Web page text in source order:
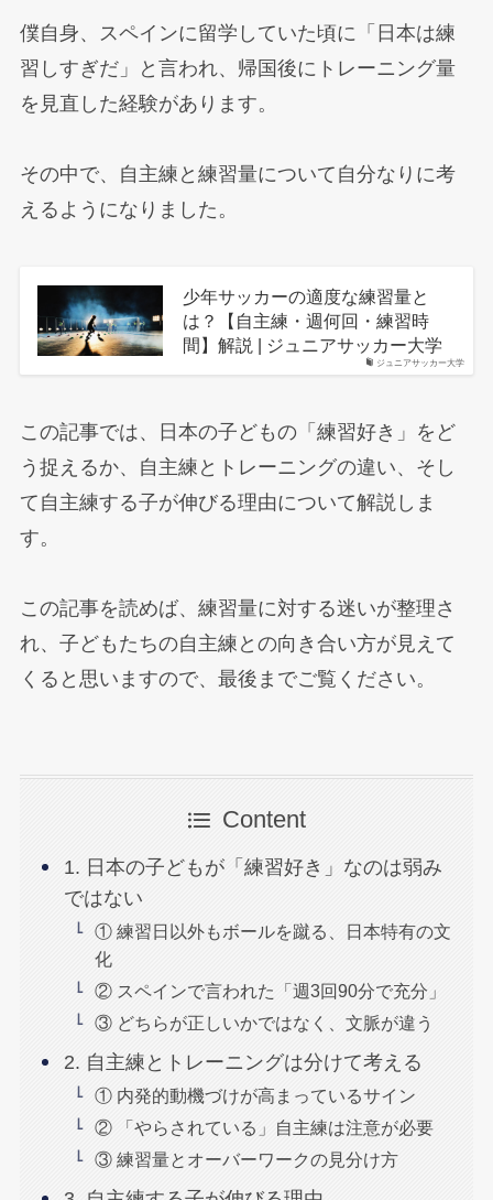
僕自身、スペインに留学していた頃に「日本は練
習しすぎだ」と言われ、帰国後にトレーニング量
を見直した経験があります。
その中で、自主練と練習量について自分なりに考
えるようになりました。
ジュニアサッカー大学
少年サッカーの適度な練習量と
は？【自主練・週何回・練習時
間】解説 | ジュニアサッカー大学
この記事では、日本の子どもの「練習好き」をど
う捉えるか、自主練とトレーニングの違い、そし
て自主練する子が伸びる理由について解説しま
す。
この記事を読めば、練習量に対する迷いが整理さ
れ、子どもたちの自主練との向き合い方が見えて
くると思いますので、最後までご覧ください。
Content
1. 日本の子どもが「練習好き」なのは弱み
ではない
① 練習日以外もボールを蹴る、日本特有の文
化
② スペインで言われた「週3回90分で充分」
③ どちらが正しいかではなく、文脈が違う
2. 自主練とトレーニングは分けて考える
① 内発的動機づけが高まっているサイン
② 「やらされている」自主練は注意が必要
③ 練習量とオーバーワークの見分け方